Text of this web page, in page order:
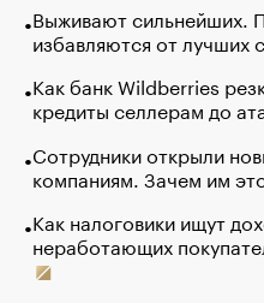
Выживают сильнейших.
избавляются от лучших
Как банк Wildberries
кредиты селлерам до
Сотрудники открыли
компаниям. Зачем им
Как налоговики ищут
неработающих